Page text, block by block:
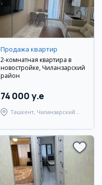
Продажа квартир
2-комнатная квартира в
новостройке, Чиланзарский
район
74 000 y.e
Ташкент, Чиланзарский